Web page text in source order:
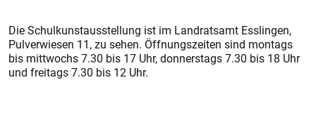
Die Schulkunstausstellung ist im Landratsamt Esslingen,
Pulverwiesen 11, zu sehen. Öffnungszeiten sind montags
bis mittwochs 7.30 bis 17 Uhr, donnerstags 7.30 bis 18 Uhr
und freitags 7.30 bis 12 Uhr.